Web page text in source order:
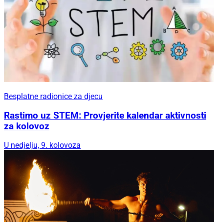
Besplatne radionice za djecu
Rastimo uz STEM: Provjerite kalendar aktivnosti
za kolovoz
U nedjelju, 9. kolovoza